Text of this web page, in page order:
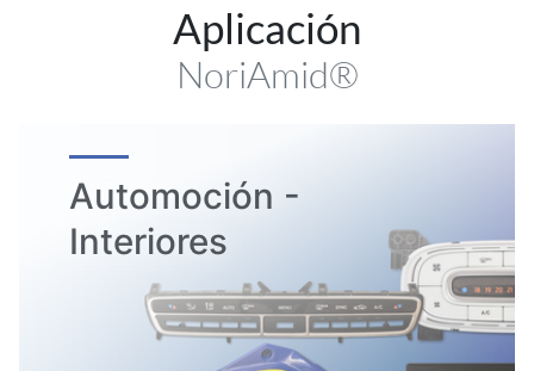
Aplicación
NoriAmid®
Automoción -
Interiores